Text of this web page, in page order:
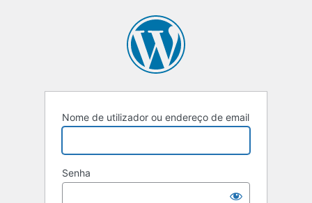
Nome de utilizador ou endereço de email
Senha